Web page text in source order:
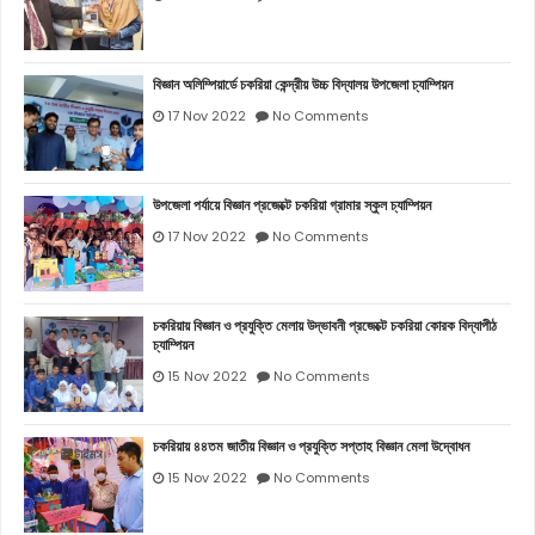
বিজ্ঞান অলিম্পিয়ার্ডে চকরিয়া কেন্দ্রীয় উচ্চ বিদ্যালয় উপজেলা চ্যাম্পিয়ন
17 Nov 2022 No Comments
উপজেলা পর্যায়ে বিজ্ঞান প্রজেক্টে চকরিয়া গ্রামার স্কুল চ্যাম্পিয়ন
17 Nov 2022 No Comments
চকরিয়ায় বিজ্ঞান ও প্রযুক্তি মেলায় উদ্ভাবনী প্রজেক্টে চকরিয়া কোরক বিদ্যাপীঠ
চ্যাম্পিয়ন
15 Nov 2022 No Comments
চকরিয়ায় ৪৪তম জাতীয় বিজ্ঞান ও প্রযুক্তি সপ্তাহ বিজ্ঞান মেলা উদ্বোধন
15 Nov 2022 No Comments